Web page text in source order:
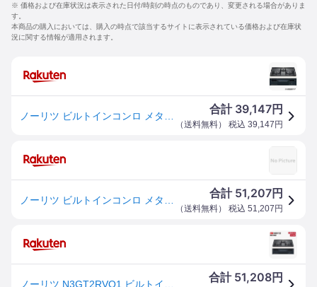
※ 価格および在庫状況は表示された日付/時刻の時点のものであり、変更される場合がありま
す。
本商品の購入においては、購入の時点で該当するサイトに表示されている価格および在庫状
況に関する情報が適用されます。
合計 39,147円
（送料無料） 税込 39,147 円
合計 51,207円
（送料無料） 税込 51,207 円
合計 51,208円